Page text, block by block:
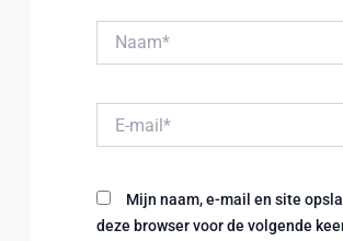
Mijn naam, e-mail en site
deze browser voor de volgende